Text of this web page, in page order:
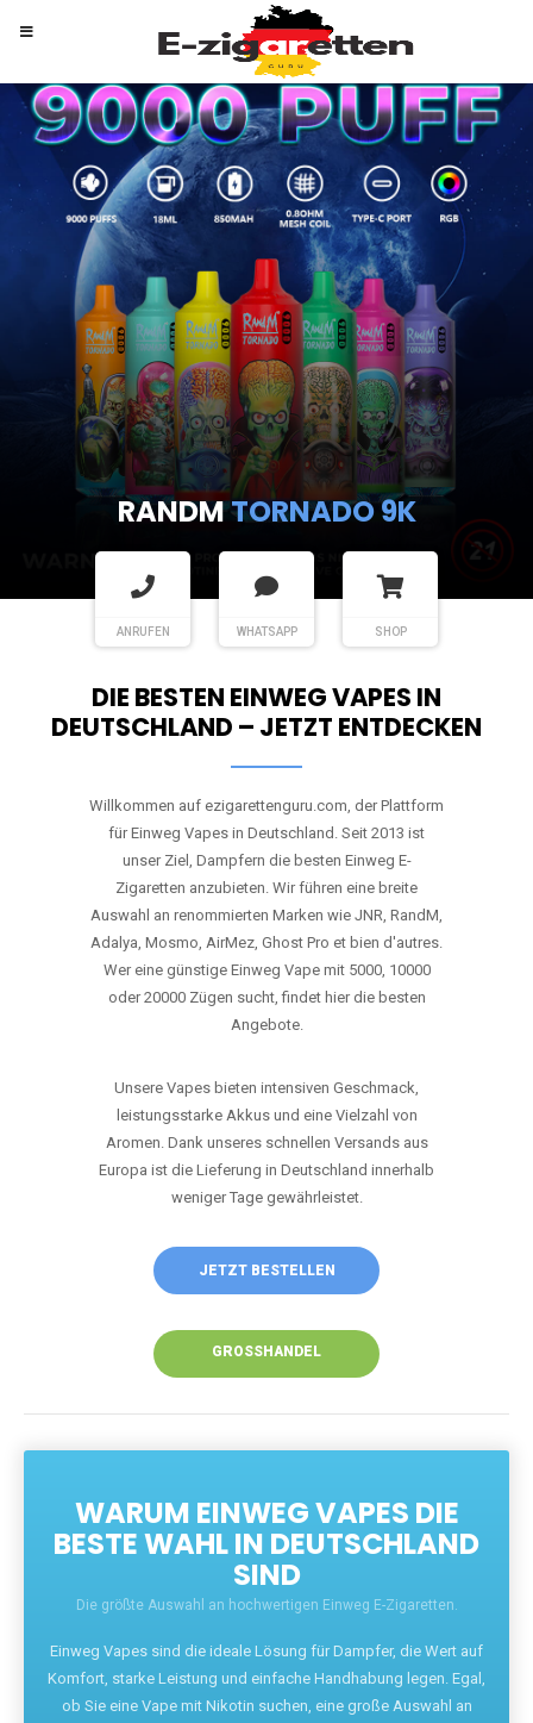
RANDMTORNADO 9K
ANRUFEN WHATSAPP SHOP
DIE BESTEN EINWEG VAPES IN
DEUTSCHLAND – JETZT ENTDECKEN
Willkommen auf ezigarettenguru.com, der Plattform
für Einweg Vapes in Deutschland. Seit 2013 ist
unser Ziel, Dampfern die besten Einweg E-
Zigaretten anzubieten. Wir führen eine breite
Auswahl an renommierten Marken wie JNR, RandM,
Adalya, Mosmo, AirMez, Ghost Pro et bien d'autres.
Wer eine günstige Einweg Vape mit 5000, 10000
oder 20000 Zügen sucht, findet hier die besten
Angebote.
Unsere Vapes bieten intensiven Geschmack,
leistungsstarke Akkus und eine Vielzahl von
Aromen. Dank unseres schnellen Versands aus
Europa ist die Lieferung in Deutschland innerhalb
weniger Tage gewährleistet.
JETZT BESTELLEN
GROSSHANDEL
WARUM EINWEG VAPES DIE
BESTE WAHL IN DEUTSCHLAND
SIND
Die größte Auswahl an hochwertigen Einweg E-Zigaretten.
Einweg Vapes sind die ideale Lösung für Dampfer, die Wert auf
Komfort, starke Leistung und einfache Handhabung legen. Egal,
ob Sie eine Vape mit Nikotin suchen, eine große Auswahl an